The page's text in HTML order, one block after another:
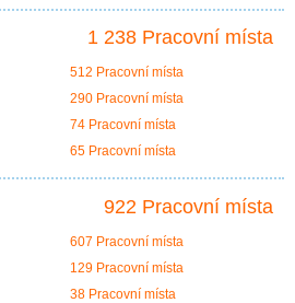
1 238 Pracovní místa
512 Pracovní místa
290 Pracovní místa
74 Pracovní místa
65 Pracovní místa
922 Pracovní místa
607 Pracovní místa
129 Pracovní místa
38 Pracovní místa